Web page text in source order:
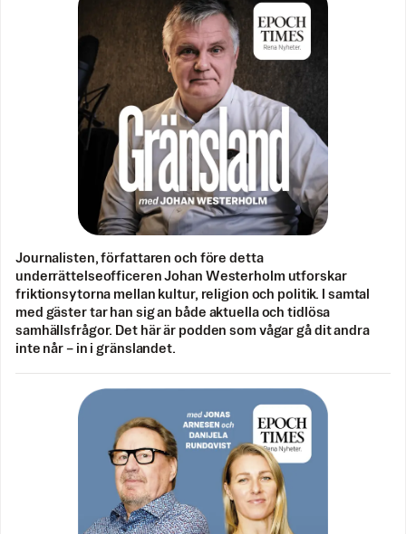
Journalisten, författaren och före detta
underrättelseofficeren Johan Westerholm utforskar
friktionsytorna mellan kultur, religion och politik. I samtal
med gäster tar han sig an både aktuella och tidlösa
samhällsfrågor. Det här är podden som vågar gå dit andra
inte når – in i gränslandet.